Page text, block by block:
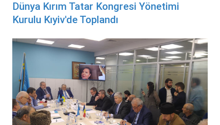
Dünya Kırım Tatar Kongresi Yönetimi
Kurulu Kıyiv'de Toplandı